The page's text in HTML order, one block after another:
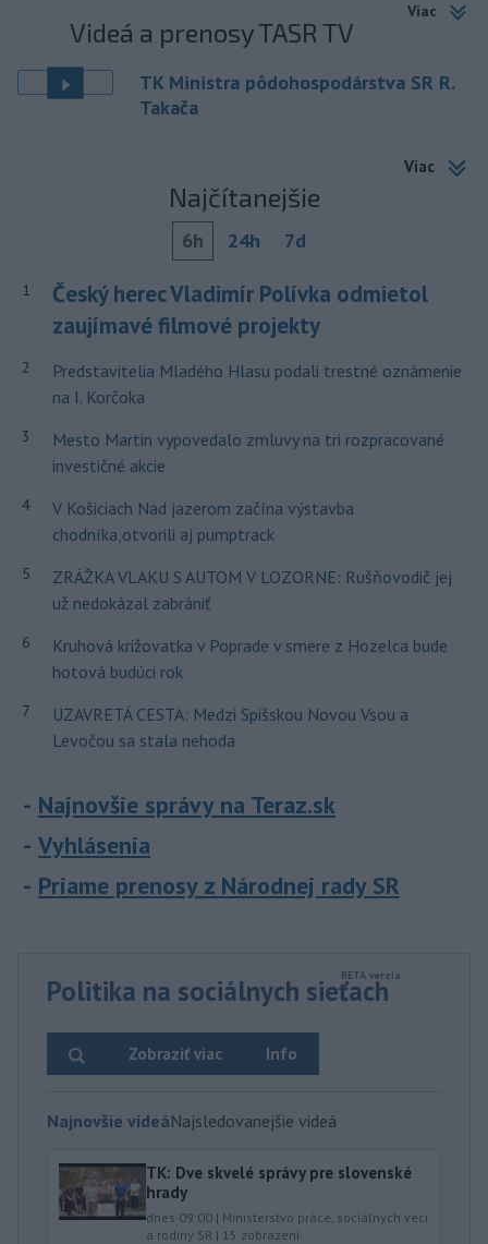
Viac
Videá a prenosy TASR TV
TK Ministra pôdohospodárstva SR R.
Takača
Viac
Najčítanejšie
6h 24h 7d
1
Český herec Vladimír Polívka odmietol
zaujímavé filmové projekty
2
Predstavitelia Mladého Hlasu podali trestné oznámenie
na I. Korčoka
3
Mesto Martin vypovedalo zmluvy na tri rozpracované
investičné akcie
4
V Košiciach Nad jazerom začína výstavba
chodníka,otvorili aj pumptrack
5
ZRÁŽKA VLAKU S AUTOM V LOZORNE: Rušňovodič jej
už nedokázal zabrániť
6
Kruhová križovatka v Poprade v smere z Hozelca bude
hotová budúci rok
7
UZAVRETÁ CESTA: Medzi Spišskou Novou Vsou a
Levočou sa stala nehoda
Najnovšie správy na Teraz.sk
Vyhlásenia
Priame prenosy z Národnej rady SR
Politika na sociálnych sieťach
Info
Zobraziť viac
Najnovšie videáNajsledovanejšie videá
TK: Dve skvelé správy pre slovenské
hrady
dnes 09:00 | Ministerstvo práce, sociálnych vecí
a rodiny SR | 15 zobrazení